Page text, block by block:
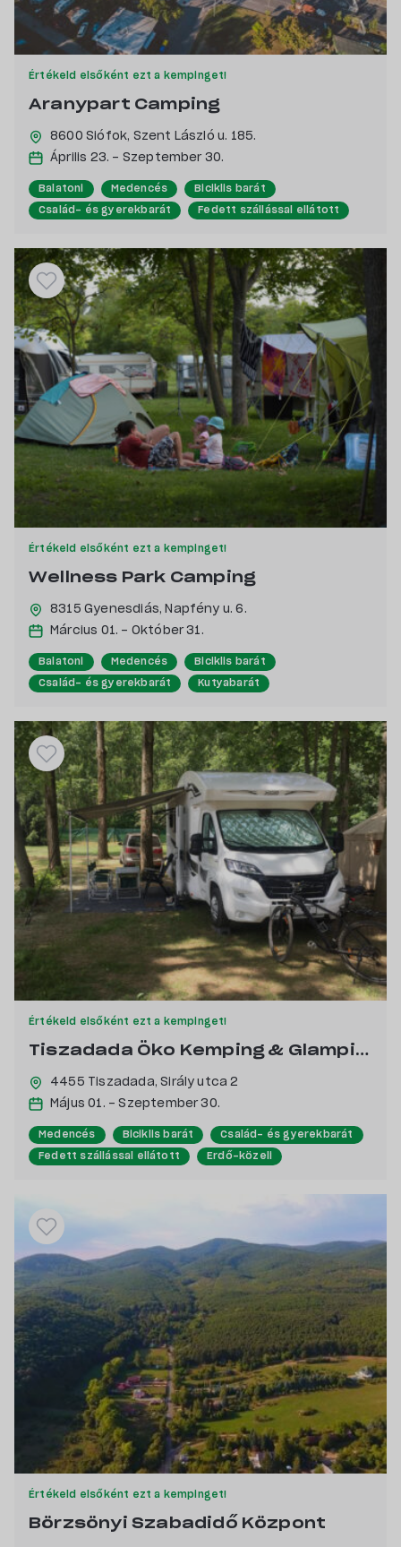
Értékeld elsőként ezt a kempinget!
Aranypart Camping
8600 Siófok, Szent László u. 185.
Április 23. - Szeptember 30.
Balatoni Medencés Biciklis barát
Család- és gyerekbarát Fedett szállással ellátott
Értékeld elsőként ezt a kempinget!
Wellness Park Camping
8315 Gyenesdiás, Napfény u. 6.
Március 01. - Október 31.
Balatoni Medencés Biciklis barát
Család- és gyerekbarát Kutyabarát
Értékeld elsőként ezt a kempinget!
Tiszadada Öko Kemping & Glamping
4455 Tiszadada,Sirály utca 2
Május 01. - Szeptember 30.
Medencés Biciklis barát Család- és gyerekbarát
Fedett szállással ellátott Erdő-közeli
Értékeld elsőként ezt a kempinget!
Börzsönyi Szabadidő Központ